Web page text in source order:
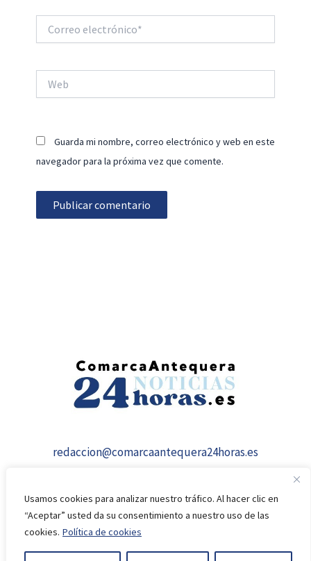
Usamos cookies para analizar nuestro tráfico. Al hacer clic en
“Aceptar” usted da su consentimiento a nuestro uso de las
cookies. Política de cookies
electrónico*
Guarda mi nombre, correo electrónico y web en este
navegador para la próxima vez que comente.
redaccion@comarcaantequera24horas.es